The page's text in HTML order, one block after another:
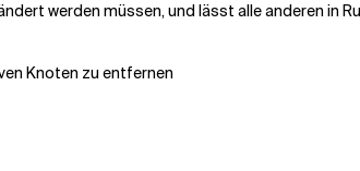
werden müssen, und lässt alle anderen in
Knoten zu entfernen